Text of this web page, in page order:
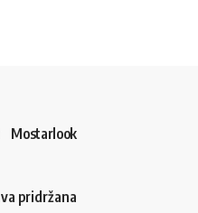
Mostarlook
pridržana